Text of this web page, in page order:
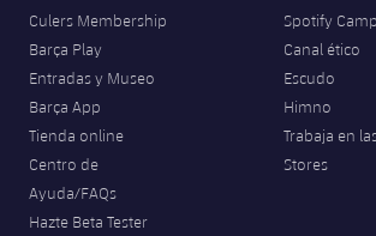
Clasificaciones
Calendario
Resultados
Clasificaciones
Hockey Hierba Masculino
Hockey Hierba Femenino
Actualidad
Plantilla
Escuela de Patinaje
Rugby
plusicon
más
Actualidad
Voleibol
plusicon
más
Culers Membership
Barça Play
Entradas y Museo
Barça App
Tienda online
Centro de
Ayuda/FAQs
Hazte Beta Tester
Spotify
Canal ético
Escudo
Himno
Trabaja en
Stores